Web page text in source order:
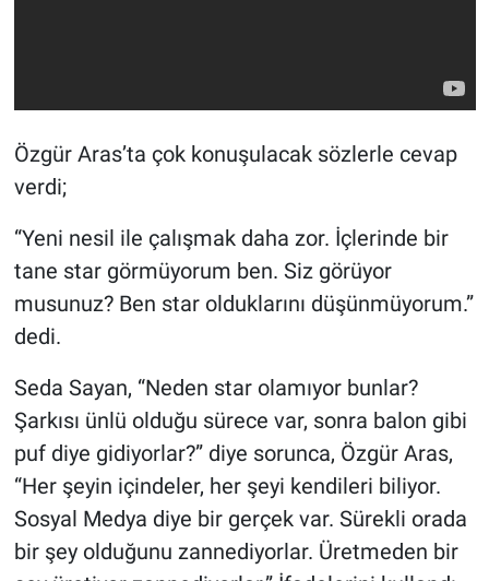
Özgür Aras’ta çok konuşulacak sözlerle cevap
verdi;
“Yeni nesil ile çalışmak daha zor. İçlerinde bir
tane star görmüyorum ben. Siz görüyor
musunuz? Ben star olduklarını düşünmüyorum.”
dedi.
Seda Sayan, “Neden star olamıyor bunlar?
Şarkısı ünlü olduğu sürece var, sonra balon gibi
puf diye gidiyorlar?” diye sorunca, Özgür Aras,
“Her şeyin içindeler, her şeyi kendileri biliyor.
Sosyal Medya diye bir gerçek var. Sürekli orada
bir şey olduğunu zannediyorlar. Üretmeden bir